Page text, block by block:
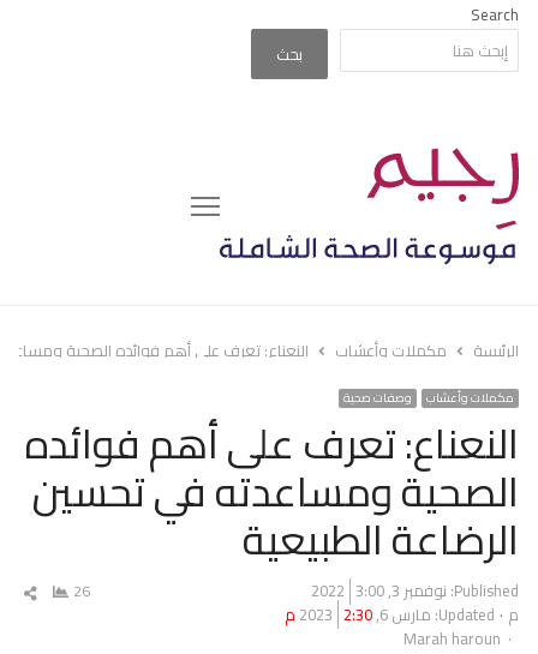
Search
بحث
Menu
الرئيسة مكملات وأعشاب النعناع: تعرف على أهم فوائده الصحية
مكملات وأعشاب وصفات صحية
النعناع: تعرف على أهم فوائده
الصحية ومساعدته في تحسين
الرضاعة الطبيعية
Published: نوفمبر 3, 2022
3:00
م Updated: مارس 6, 2023 2:30 م
Author
Marah haroun
26